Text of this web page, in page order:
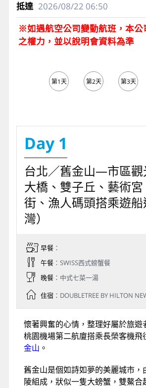
2026/08/22 06:50
※如遇航空公司變動航班，本公
之權力，並以說明會資料為準
第1天 第2天 第3天
Day 1
台北／舊金山—市區觀
大橋、雙子丘、藝術
街、漁人碼頭搭乘遊
灣）
早餐：
午餐：SWISS西式螃蟹餐
晚餐：中式七菜一湯
住宿：DOUBLETREE BY HILTON
懷著興奮的心情，整理好屬於旅遊
桃園機場第二航廈搭乘長榮客機飛
金山 。
舊金山是個如詩如夢的美麗城市，
陵組成，狀似一隻大螃蟹，雙鰲合